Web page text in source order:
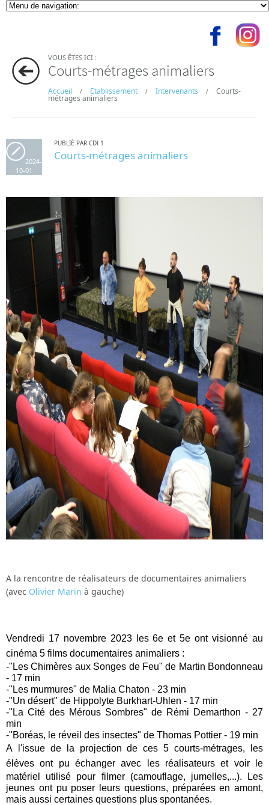
VOUS ÊTES ICI :
Courts-métrages animaliers
Accueil / Etablissement / Intervenants / Courts-
métrages animaliers
2024-
10-01
PUBLIÉ PAR CDI 1
Courts-métrages animaliers
A la rencontre de réalisateurs de documentaires animaliers
(avec Olivier Marin à gauche)
Vendredi 17 novembre 2023 les 6e et 5e ont visionné au
cinéma 5 films documentaires animaliers :
-"Les Chimères aux Songes de Feu" de Martin Bondonneau
- 17 min
-"Les murmures" de Malia Chaton - 23 min
-"Un désert" de Hippolyte Burkhart-Uhlen - 17 min
-"La Cité des Mérous Sombres" de Rémi Demarthon - 27
min
-"Boréas, le réveil des insectes" de Thomas Pottier - 19 min
A l'issue de la projection de ces 5 courts-métrages, les
élèves ont pu échanger avec les réalisateurs et voirle
matériel utilisé pour filmer (camouflage, jumelles,...). Les
jeunes ont pu poser leurs questions, préparées en amont,
mais aussi certaines questions plus spontanées.